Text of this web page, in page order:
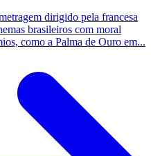
dirigido pela francesa
brasileiros com moral
como a Palma de Ouro em...